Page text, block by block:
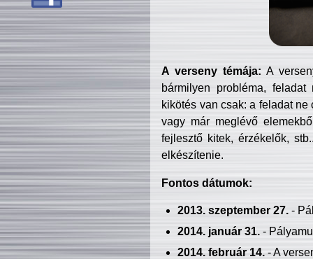
A verseny témája: A
bármilyen probléma, feladat
kikötés van csak: a feladat
vagy már meglévő
fejlesztő kitek, érzékelők,
elkészítenie.
Fontos dátumok:
2013. szeptember 27.-
2014. január 31.-
2014. február 14.- A